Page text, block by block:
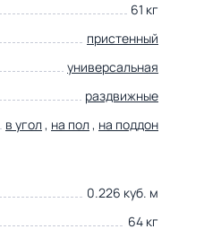
61 кг
пристенный
универсальная
раздвижные
в угол , на пол , на поддон
0.226 куб. м
64 кг